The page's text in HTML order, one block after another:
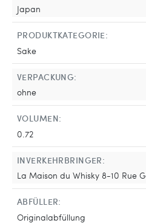
Japan
PRODUKTKATEGORIE:
Sake
VERPACKUNG:
ohne
VOLUMEN:
0.72
INVERKEHRBRINGER:
La Maison du Whisky 8-10 Rue
ABFÜLLER:
Originalabfüllung